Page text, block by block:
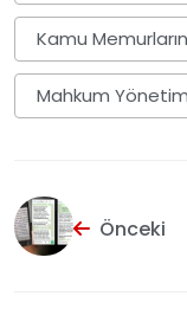
Kamu
Mahkum
Önceki